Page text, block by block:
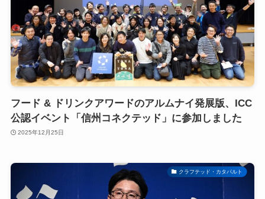
フード & ドリンクアワードのアルムナイ発展版、ICC
公認イベント「信州コネクテッド」に参加しました
2025年12月25日
クラフテッド・カタパルト